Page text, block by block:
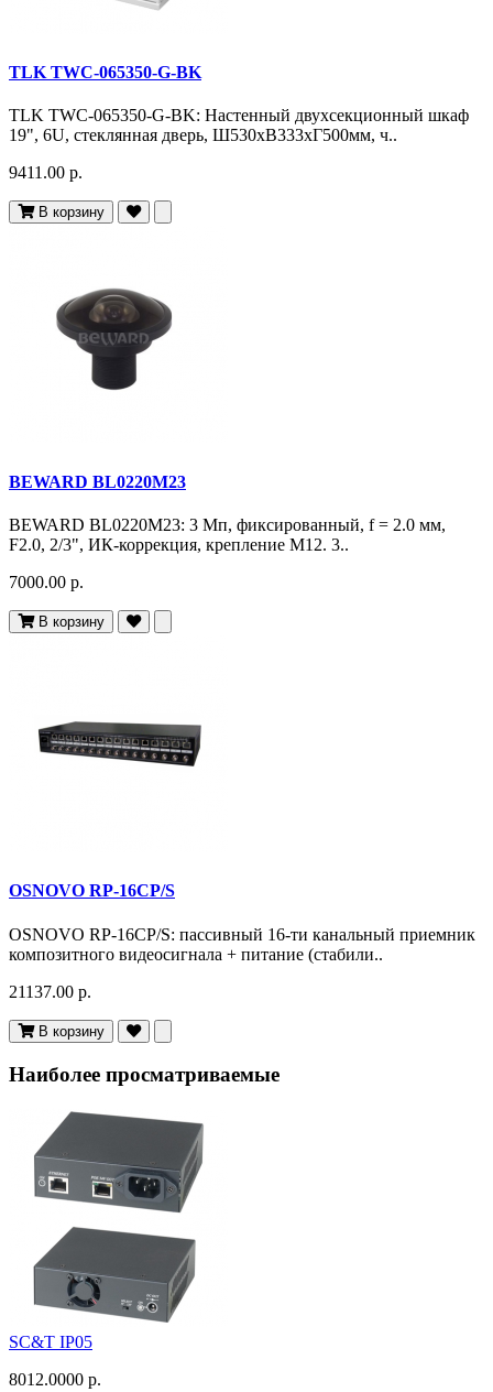
TLK TWC-065350-G-BK
TLK TWC-065350-G-BK: Настенный двухсекционный шкаф
19", 6U, стеклянная дверь, Ш530хВ333хГ500мм, ч..
9411.00 р.
В корзину
BEWARD BL0220M23
BEWARD BL0220M23: 3 Мп, фиксированный, f = 2.0 мм,
F2.0, 2/3", ИК-коррекция, крепление M12. 3..
7000.00 р.
В корзину
OSNOVO RP-16CP/S
OSNOVO RP-16CP/S: пассивный 16-ти канальный приемник
композитного видеосигнала + питание (стабили..
21137.00 р.
В корзину
Наиболее просматриваемые
SC&T IP05
8012.0000 р.